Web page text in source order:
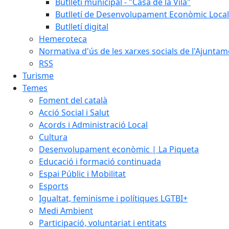
Butlletí de Desenvolupament Econòmic Local
Butlletí digital
Hemeroteca
Normativa d'ús de les xarxes socials de
RSS
Turisme
Temes
Foment del català
Acció Social i Salut
Acords i Administració Local
Cultura
Desenvolupament econòmic | La Piqueta
Educació i formació continuada
Espai Públic i Mobilitat
Esports
Igualtat, feminisme i polítiques LGTBI+
Medi Ambient
Participació, voluntariat i entitats